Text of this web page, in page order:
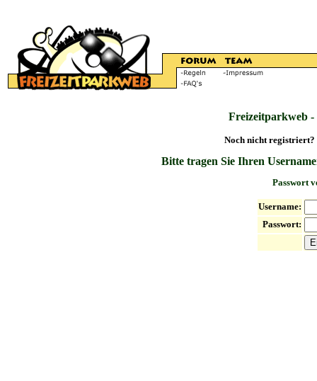
Freizeitparkweb
Noch nicht registriert?
Bitte tragen Sie Ihren
Passwort
Username:
Passwort: